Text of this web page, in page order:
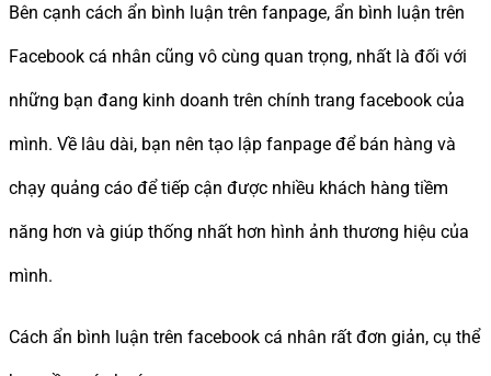
Bên cạnh cách ẩn bình luận trên fanpage, ẩn bình luận trên
Facebook cá nhân cũng vô cùng quan trọng, nhất là đối với
những bạn đang kinh doanh trên chính trang facebook của
mình. Về lâu dài, bạn nên tạo lập fanpage để bán hàng và
chạy quảng cáo để tiếp cận được nhiều khách hàng tiềm
năng hơn và giúp thống nhất hơn hình ảnh thương hiệu của
mình.
Cách ẩn bình luận trên facebook cá nhân rất đơn giản, cụ thể